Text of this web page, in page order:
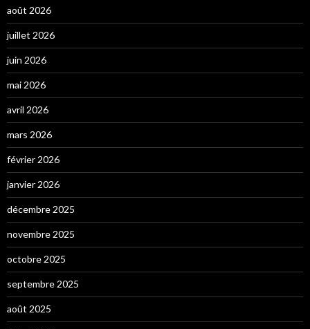
août 2026
juillet 2026
juin 2026
mai 2026
avril 2026
mars 2026
février 2026
janvier 2026
décembre 2025
novembre 2025
octobre 2025
septembre 2025
août 2025